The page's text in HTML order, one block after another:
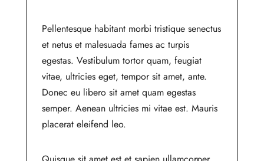
Pellentesque habitant morbi tristique senectus
et netus et malesuada fames ac turpis
egestas. Vestibulum tortor quam, feugiat
vitae, ultricies eget, tempor sit amet, ante.
Donec eu libero sit amet quam egestas
semper. Aenean ultricies mi vitae est. Mauris
placerat eleifend leo.